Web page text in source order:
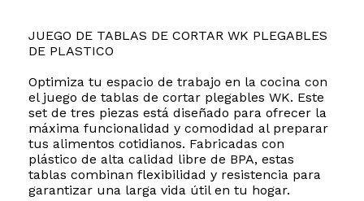
JUEGO DE TABLAS DE CORTAR WK PLEGABLES
DE PLASTICO
Optimiza tu espacio de trabajo en la cocina con
el juego de tablas de cortar plegables WK. Este
set de tres piezas está diseñado para ofrecer la
máxima funcionalidad y comodidad al preparar
tus alimentos cotidianos. Fabricadas con
plástico de alta calidad libre de BPA, estas
tablas combinan flexibilidad y resistencia para
garantizar una larga vida útil en tu hogar.